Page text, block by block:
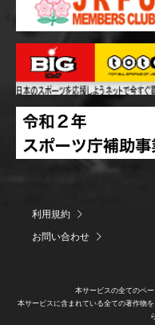
利用規約
お問い合わせ
本サービスの全てのペ
本サービスに含まれている全ての著作物